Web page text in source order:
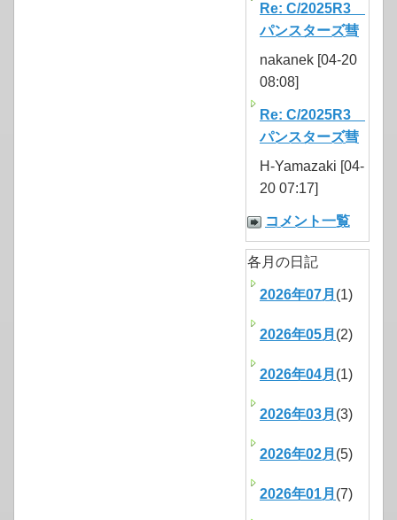
Re: C/2025R3
パンスターズ彗
nakanek [04-20
08:08]
Re: C/2025R3
パンスターズ彗
H-Yamazaki [04-
20 07:17]
コメント一覧
各月の日記
2026年07月 (1)
2026年05月 (2)
2026年04月 (1)
2026年03月 (3)
2026年02月 (5)
2026年01月 (7)